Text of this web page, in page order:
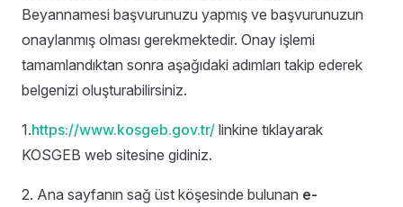
Beyannamesi başvurunuzu yapmış ve başvurunuzun
onaylanmış olması gerekmektedir. Onay işlemi
tamamlandıktan sonra aşağıdaki adımları takip ederek
belgenizi oluşturabilirsiniz.
1.https://www.kosgeb.gov.tr/ linkine tıklayarak
KOSGEB web sitesine gidiniz.
2. Ana sayfanın sağ üst köşesinde bulunan e-